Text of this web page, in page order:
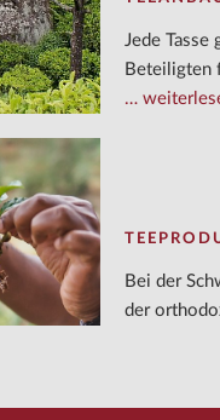
​Jede Tasse
Beteiligten
Bei der
der